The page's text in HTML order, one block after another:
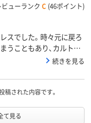
ビューランク C (46ポイント)
スでした。時々元に戻ろ
うこともあり、カルトン
、ひと手間必要でした。
続きを見る
稿された内容です。
て見る